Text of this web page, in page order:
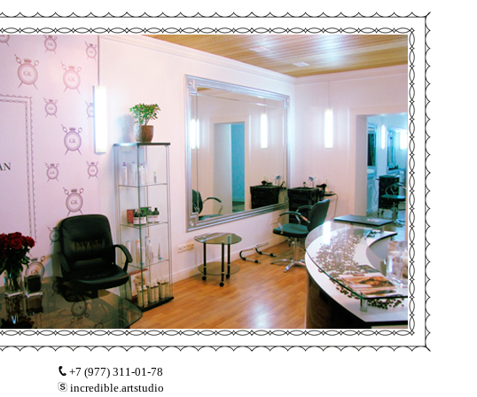
+7 (977) 311-01-78
incredible.artstudio